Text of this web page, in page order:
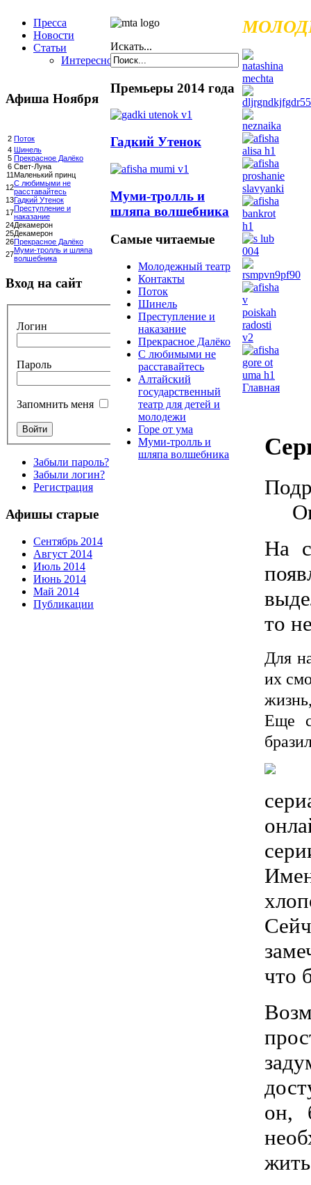
Пресса
Новости
Статьи
Интересное
Афиша Ноября
2 Поток
4 Шинель
5 Прекрасное Далёко
6 Свет-Луна
11Маленький принц
12С любимыми не
расставайтесь
13Гадкий Утенок
17Преступление и
наказание
24Декамерон
25Декамерон
26Прекрасное Далёко
27Муми-тролль и шляпа
волшебника
Вход на сайт
Логин
Пароль
Запомнить меня
Забыли пароль?
Забыли логин?
Регистрация
Афишы старые
Сентябрь 2014
Август 2014
Июль 2014
Июнь 2014
Май 2014
Публикации
Искать...
Премьеры 2014 года
Гадкий Утенок
Муми-тролль и
шляпа волшебника
Самые читаемые
Молодежный театр
Контакты
Поток
Шинель
Преступление и
наказание
Прекрасное Далёко
С любимыми не
расставайтесь
Алтайский
государственный
театр для детей и
молодежи
Горе от ума
Муми-тролль и
шляпа волшебника
Главная
На
то
Для
их
Еще
что
он,